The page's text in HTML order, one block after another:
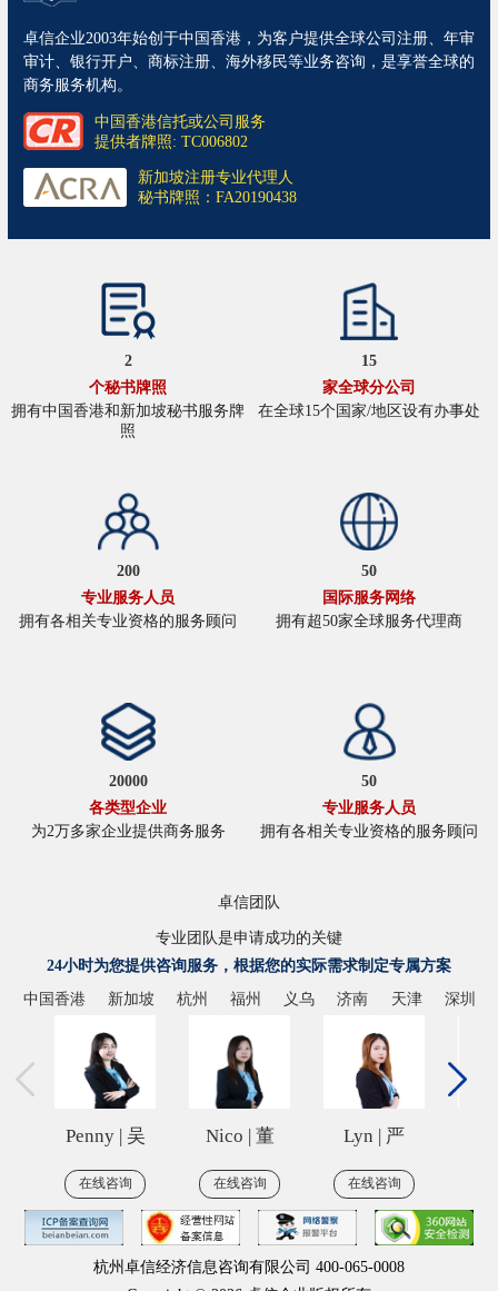
卓信企业2003年始创于中国香港，为客户提供全球公司注册、年审
审计、银行开户、商标注册、海外移民等业务咨询，是享誉全球的
商务服务机构。
中国香港信托或公司服务
提供者牌照: TC006802
新加坡注册专业代理人
秘书牌照：FA20190438
2
个秘书牌照
拥有中国香港和新加坡秘书服务牌
照
15
家全球分公司
在全球15个国家/地区设有办事处
200
专业服务人员
拥有各相关专业资格的服务顾问
50
国际服务网络
拥有超50家全球服务代理商
20000
各类型企业
为2万多家企业提供商务服务
50
专业服务人员
拥有各相关专业资格的服务顾问
卓信团队
专业团队是申请成功的关键
24小时为您提供咨询服务，根据您的实际需求制定专属方案
中国香港
新加坡 杭州 福州 义乌 济南 天津 深圳
Penny | 吴
在线咨询
Nico | 董
在线咨询
Lyn | 严
在线咨询
杭州卓信经济信息咨询有限公司 400-065-0008